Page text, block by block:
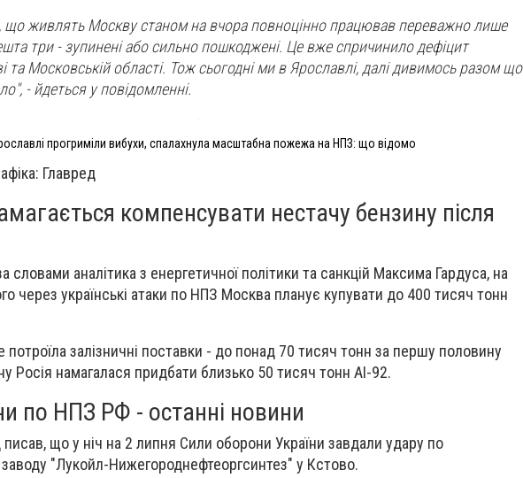
живлять Москву станом на вчора повноцінно працював переважно лише
три - зупинені або сильно пошкоджені. Це вже спричинило дефіцит
та Московській області. Тож сьогодні ми в Ярославлі, далі дивимось разом що
- йдеться у повідомленні.
прогриміли вибухи, спалахнула масштабна пожежа на НПЗ: що відомо
Главред
компенсувати нестачу бензину після
словами аналітика з енергетичної політики та санкцій Максима Гардуса, на
через українські атаки по НПЗ Москва планує купувати до 400 тисяч тонн
залізничні поставки - до понад 70 тисяч тонн за першу половину
Росія намагалася придбати близько 50 тисяч тонн АІ-92.
по НПЗ РФ - останні новини
що у ніч на 2 липня Сили оборони України завдали удару по
"Лукойл-Нижегороднефтеоргсинтез" у Кстово.